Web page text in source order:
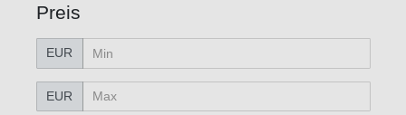
Preis
EUR
EUR